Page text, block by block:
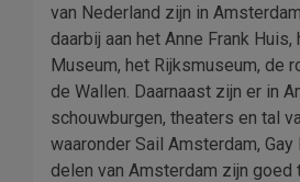
van Nederland zijn in
daarbij aan het Anne Frank Huis,
Museum, het Rijksmuseum, de
de Wallen. Daarnaast zijn er in
schouwburgen, theaters en tal
waaronder Sail Amsterdam,
delen van Amsterdam zijn goed